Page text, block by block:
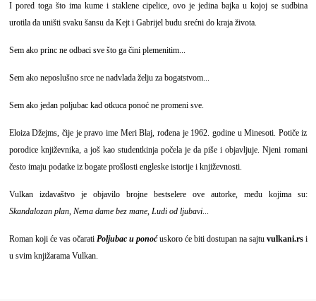
I pored toga što ima kume i staklene cipelice, ovo je jedina bajka u kojoj se sudbina
urotila da uništi svaku šansu da Kejt i Gabrijel budu srećni do kraja života.
Sem ako princ ne odbaci sve što ga čini plemenitim...
Sem ako neposlušno srce ne nadvlada želju za bogatstvom...
Sem ako jedan poljubac kad otkuca ponoć ne promeni sve.
Eloiza Džejms, čije je pravo ime Meri Blaj, rođena je 1962. godine u Minesoti. Potiče iz
porodice književnika, a još kao studentkinja počela je da piše i objavljuje. Njeni romani
često imaju podatke iz bogate prošlosti engleske istorije i književnosti.
Vulkan izdavaštvo je objavilo brojne bestselere ove autorke, među kojima su:
Skandalozan plan, Nema dame bez mane, Ludi od ljubavi...
Roman koji će vas očarati Poljubac u ponoć uskoro će biti dostupan na sajtu vulkani.rs i
u svim knjižarama Vulkan.